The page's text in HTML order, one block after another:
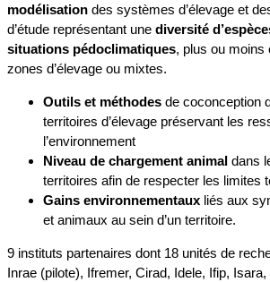
modélisation des systèmes d’élevage et
d’étude représentant une diversité
situations pédoclimatiques, plus ou moins
zones d’élevage ou mixtes.
Outils et méthodes de coconception
territoires d’élevage préservant les
l’environnement
Niveau de chargement animal dans
territoires afin de respecter les limites
Gains environnementaux liés aux
et animaux au sein d’un territoire.
9 instituts partenaires dont 18 unités de
Inrae (pilote), Ifremer, Cirad, Idele, Ifip,